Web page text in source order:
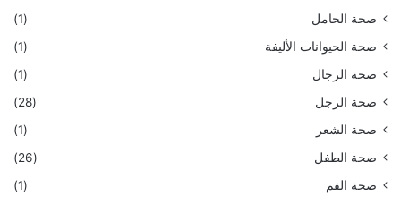
صحة الحامل
(1)
صحة الحيوانات الأليفة
(1)
صحة الرجال
(1)
صحة الرجل
(28)
صحة الشعر
(1)
صحة الطفل
(26)
صحة الفم
(1)